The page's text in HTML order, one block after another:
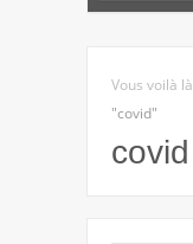
Vous voilà
"covid"
covid